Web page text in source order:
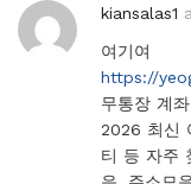
kiansalas1
여기여
https://
무통장 계
2026 최신
티 등 자주